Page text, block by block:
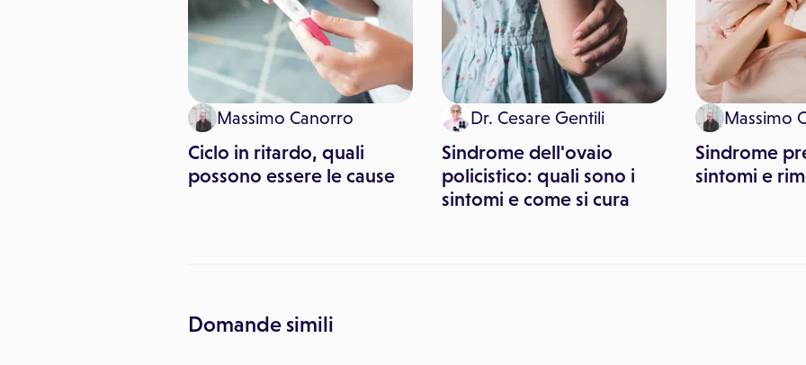
Massimo Canorro
Ciclo in ritardo, quali
possono essere le cause
Dr. Cesare Gentili
Sindrome dell'ovaio
policistico: quali sono i
sintomi e come si cura
Massimo
Sindrome
sintomi e
Domande simili